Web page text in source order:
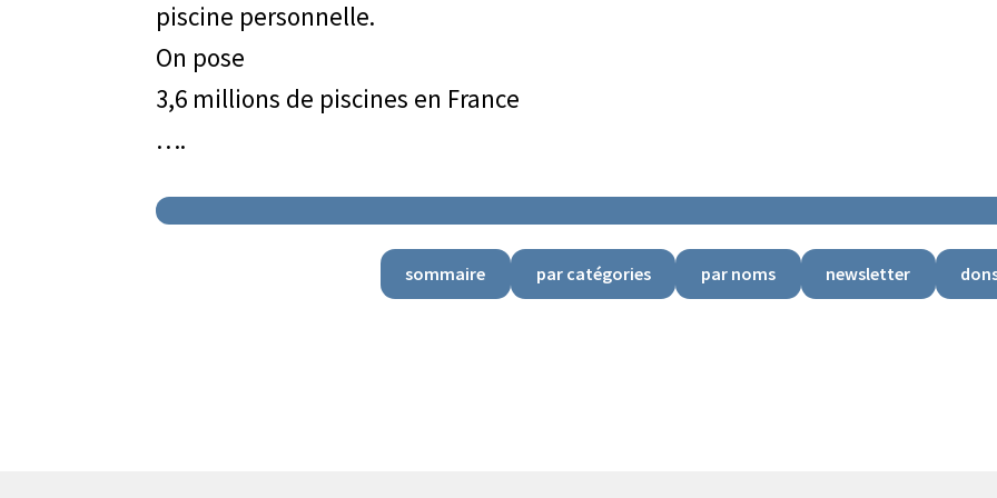
piscine personnelle.
On pose
3,6 millions de piscines en France
….
sommaire par catégories par noms newsletter